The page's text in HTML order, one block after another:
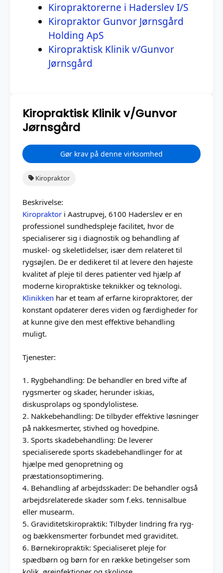
Kiropraktorerne i Haderslev I/S
Kiropraktor Gunvor Jørnsgård
Holding ApS
Kiropraktisk Klinik v/Gunvor
Jørnsgård
Kiropraktisk Klinik v/Gunvor
Jørnsgård
Gør krav på denne virksomhed
Kiropraktor
Beskrivelse:
Kiropraktor i Aastrupvej, 6100 Haderslev er en
professionel sundhedspleje facilitet, hvor de
specialiserer sig i diagnostik og behandling af
muskel- og skeletlidelser, især dem relateret til
rygsøjlen. De er dedikeret til at levere den højeste
kvalitet af pleje til deres patienter ved hjælp af
moderne kiropraktiske teknikker og teknologi.
Klinikken har et team af erfarne kiropraktorer, der
konstant opdaterer deres viden og færdigheder for
at kunne give den mest effektive behandling
muligt.
Tjenester:
1. Rygbehandling: De behandler en bred vifte af
rygsmerter og skader, herunder iskias,
diskusprolaps og spondylolistese.
2. Nakkebehandling: De tilbyder effektive løsninger
på nakkesmerter, stivhed og hovedpine.
3. Sports skadebehandling: De leverer
specialiserede sports skadebehandlinger for at
hjælpe med genopretning og
præstationsoptimering.
4. Behandling af arbejdsskader: De behandler også
arbejdsrelaterede skader som f.eks. tennisalbue
eller musearm.
5. Graviditetskiropraktik: Tilbyder lindring fra ryg-
og bækkensmerter forbundet med graviditet.
6. Børnekiropraktik: Specialiseret pleje for
spædbørn og børn for en række betingelser som